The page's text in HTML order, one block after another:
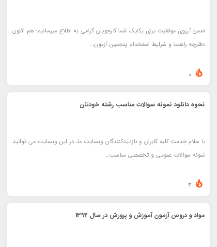
ضمن آرزوی موفقیت برای یکایک شما کارجویان گرامی به اطلاع میرسانیم؛ هم اکنون
دفترچه راهنما و شرایط استخدام پنجمین آزمون…
نحوه دانلود نمونه سوالات مناسب رشته خودتان
با سلام خدمت کلیه کابران و بازدیدکنندگان وبسایت ما، در این وبسایت می توانید
نمونه سوالات عمومی و تخصصی مناسب…
مواد و دروس آزمون آموزش و پرورش در سال 1394